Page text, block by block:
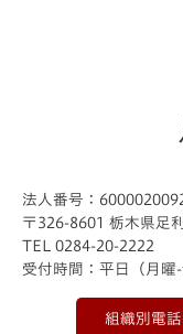
法人番号：
〒326-8601 栃木県足
TEL 0284-20-2222
受付時間：平日（月曜
組織別電